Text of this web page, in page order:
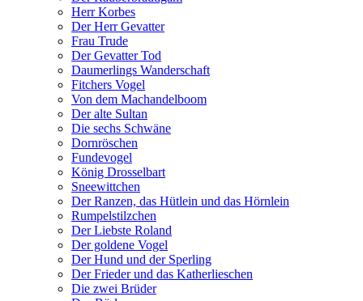
Herr Korbes
Der Herr Gevatter
Frau Trude
Der Gevatter Tod
Daumerlings Wanderschaft
Fitchers Vogel
Von dem Machandelboom
Der alte Sultan
Die sechs Schwäne
Dornröschen
Fundevogel
König Drosselbart
Sneewittchen
Der Ranzen, das Hütlein und das Hörnlein
Rumpelstilzchen
Der Liebste Roland
Der goldene Vogel
Der Hund und der Sperling
Der Frieder und das Katherlieschen
Die zwei Brüder